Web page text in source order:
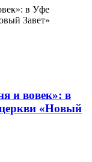
в Уфе
Завет»
и вовек»: в
«Новый